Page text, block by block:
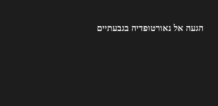
הגעה אל נאורטופדיה בגבעתיים